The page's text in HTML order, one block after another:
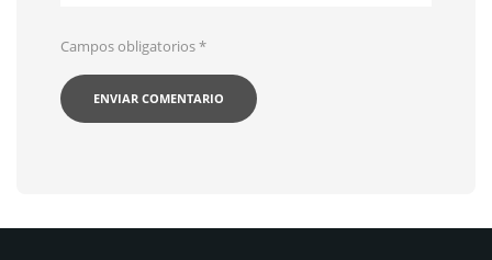
Campos obligatorios*